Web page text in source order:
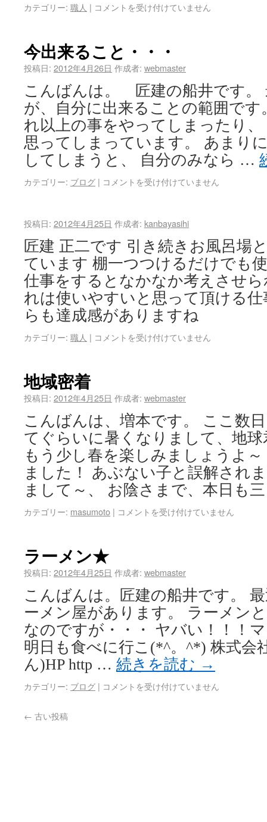
カテゴリー: 職人 | コメントを受け付けていません
今出来ること・・・
投稿日: 2012年4月26日 作成者: webmaster
こんばんは。 匠建の船井です。
が、自分に出来ることの範囲で
れ以上の事をやってしまったり
思ってしまっています。 あまり
してしまうと、 自分のみなら …
カテゴリー: ブログ | コメントを受け付けていません
投稿日: 2012年4月25日 作成者: kanbayasihi
匠建 正二です 引き続きお風呂場
ています 棚一つつけるだけでも
仕事をするとなかなか考えさせ
れは使いやすいと思って頂ける
らも達成感がありますね
カテゴリー: 職人 | コメントを受け付けていません
地域密着
投稿日: 2012年4月25日 作成者: webmaster
こんばんは、増本です。 ここ数
てぐらいに暑くなりまして、地
もう少し春を楽しみましょうよ
ました！ あぶない子と誤解され
まして～、 お陰さまで、本日も
カテゴリー: masumoto | コメントを受け付けていません
ラーメン★
投稿日: 2012年4月25日 作成者: webmaster
こんばんは。匠建の船井です。
ーメン屋があります。 ラーメン
なのですが・・・ ヤバい！！
明日も食べに行こ(*^。^*) 株式
ん)HP http … 続きを読む →
カテゴリー: ブログ | コメントを受け付けていません
← 古い投稿